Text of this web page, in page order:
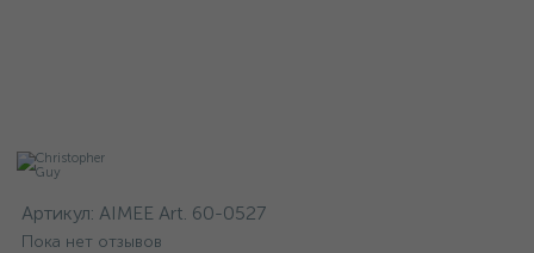
Артикул: AIMEE Art. 60-0527
Пока нет отзывов